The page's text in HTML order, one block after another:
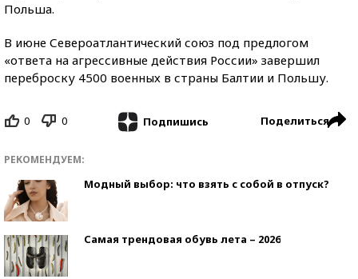
Польша.
В июне Североатлантический союз под предлогом
«ответа на агрессивные действия России» завершил
переброску 4500 военных в страны Балтии и Польшу.
0 0 Подпишись Поделиться
РЕКОМЕНДУЕМ:
Модный выбор: что взять с собой в отпуск?
Самая трендовая обувь лета – 2026